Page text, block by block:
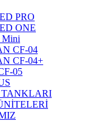
PRO
ONE
Mini
CF-04
CF-04+
05
TANKLARI